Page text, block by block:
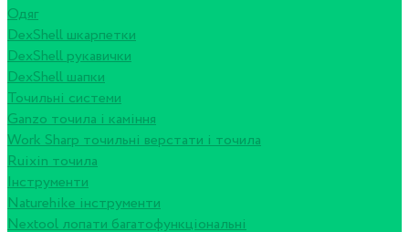
Одяг
DexShell шкарпетки
DexShell рукавички
DexShell шапки
Точильні системи
Ganzo точила і каміння
Work Sharp точильні верстати і точила
Ruixin точила
Інструменти
Naturehike інструменти
Nextool лопати багатофункціональні